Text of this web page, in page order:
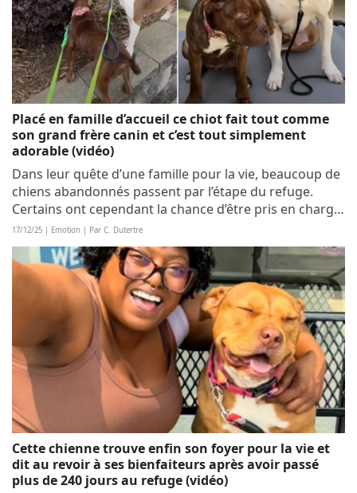
Placé en famille d’accueil ce chiot fait tout comme
son grand frère canin et c’est tout simplement
adorable (vidéo)
Dans leur quête d’une famille pour la vie, beaucoup de
chiens abandonnés passent par l’étape du refuge.
Certains ont cependant la chance d’être pris en charge
par une famille d’accueil. Et parfois, ils y trouvent
même un grand frère canin sur qui...
17/12/25 | Emotion | Par C. Dutertre
Cette chienne trouve enfin son foyer pour la vie et
dit au revoir à ses bienfaiteurs après avoir passé
plus de 240 jours au refuge (vidéo)